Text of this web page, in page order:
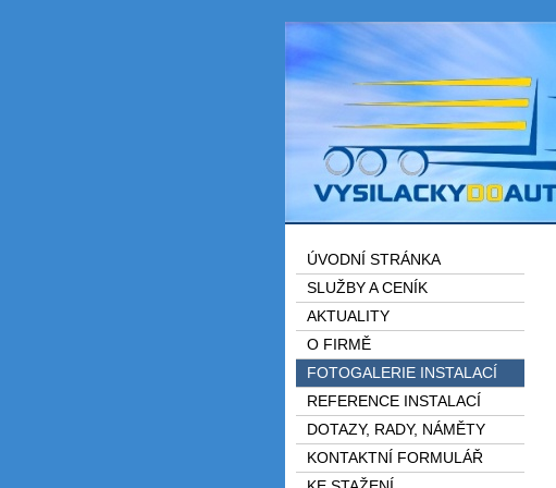
ÚVODNÍ STRÁNKA
SLUŽBY A CENÍK
AKTUALITY
O FIRMĚ
FOTOGALERIE INSTALACÍ
REFERENCE INSTALACÍ
DOTAZY, RADY, NÁMĚTY
KONTAKTNÍ FORMULÁŘ